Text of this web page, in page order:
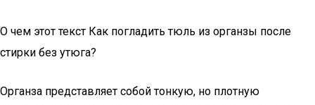
О чем этот текст Как погладить тюль из органзы после
стирки без утюга?
Органза представляет собой тонкую, но плотную